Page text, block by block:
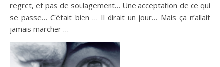
regret, et pas de soulagement… Une acceptation de ce qui
se passe… C’était bien … Il dirait un jour… Mais ça n’allait
jamais marcher …